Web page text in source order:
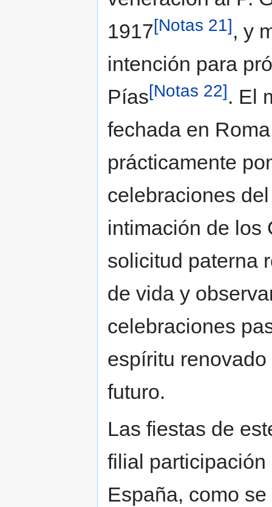
1917[Notas 21], y
intención para
Pías[Notas 22]. El
fechada en
prácticamente
celebraciones
intimación de los
solicitud paterna
de vida y
celebraciones
espíritu
futuro.
Las fiestas de
filial
España, como